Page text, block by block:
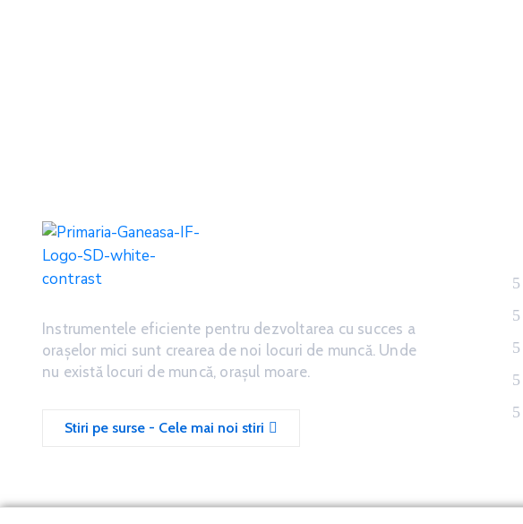
Instrumentele eficiente pentru dezvoltarea cu succes a
oraşelor mici sunt crearea de noi locuri de muncă. Unde
nu există locuri de muncă, oraşul moare.
Stiri pe surse - Cele mai noi stiri